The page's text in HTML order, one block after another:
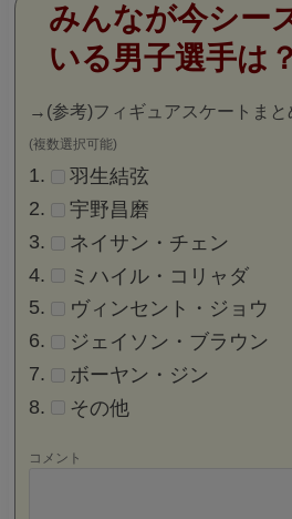
みんなが今シー
いる男子選手は？
→ (参考)フィギュアスケートま
(複数選択可能)
羽生結弦
宇野昌磨
ネイサン・チェン
ミハイル・コリャダ
ヴィンセント・ジョウ
ジェイソン・ブラウン
ボーヤン・ジン
その他
コメント